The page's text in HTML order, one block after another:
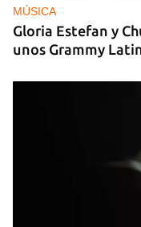
MÚSICA
Gloria Estefan y
unos Grammy